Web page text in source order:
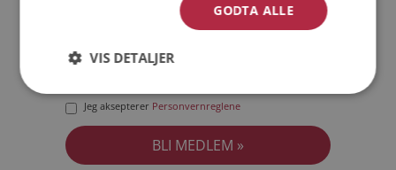
Jeg aksepterer Personvernreglene
GODTA ALLE
VIS DETALJER